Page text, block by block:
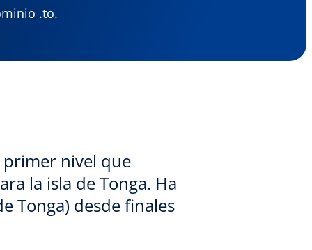
.to.
nivel que
la isla de Tonga. Ha
Tonga) desde finales